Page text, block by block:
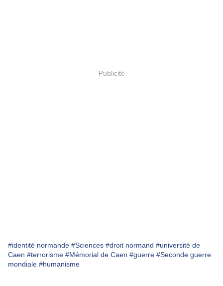
Publicité
#identité normande #Sciences #droit normand #université de
Caen #terrorisme #Mémorial de Caen #guerre #Seconde guerre
mondiale #humanisme